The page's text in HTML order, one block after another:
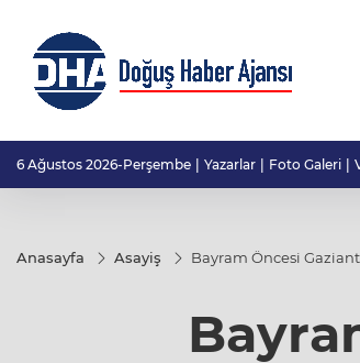
6 Ağustos 2026-Perşembe Yazarlar Foto Galeri
Anasayfa Asayiş Bayram Öncesi